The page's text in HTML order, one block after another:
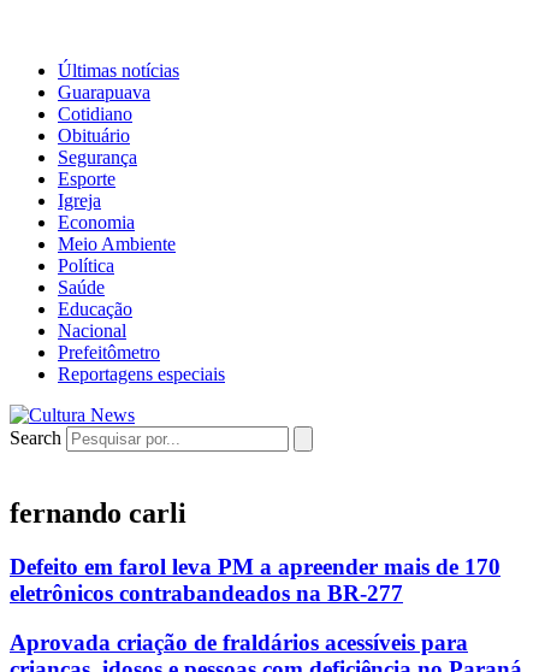
Últimas notícias
Guarapuava
Cotidiano
Obituário
Segurança
Esporte
Igreja
Economia
Meio Ambiente
Política
Saúde
Educação
Nacional
Prefeitômetro
Reportagens especiais
Search
fernando carli
Defeito em farol leva PM a apreender mais de 170
eletrônicos contrabandeados na BR-277
Aprovada criação de fraldários acessíveis para